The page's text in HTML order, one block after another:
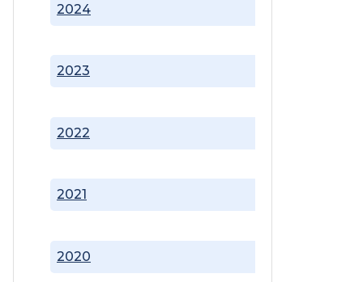
2020
2021
2022
2023
2024